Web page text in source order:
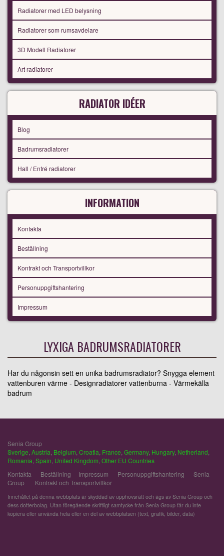
Radiatorer med LED belysning
Radiatorer som rumsavdelare
3D Modell Radiatorer
Art radiatorer
RADIATOR IDÉER
Blog
Badrumsradiatorer
Hall / Entré radiatorer
INFORMATION
Kontakta
Beställning
Kontrakt och Transportvillkor
Personuppgiftshantering
Impressum
LYXIGA BADRUMSRADIATORER
Har du någonsin sett en unika badrumsradiator? Snygga element
vattenburen värme - Designradiatorer vattenburna - Värmekälla
badrum
Senia Group
Sverige Austria Belgium Croatia France Germany, Hungary, Netherland
Romania Spain United Kingdom Other EU Countries
Kontakta
Beställning Impressum Personuppgiftshantering
Senia
Group
Kontrakt och Transportvillkor
Innehållet på denna webbplats är skyddad av upphovsrätt och ägs av Senia Group och
dess dotterbolag. Utan föregående skriftligt samtycke från Senia Group får du inte
kopiera eller använda hela eller en del av webbplatsen (text, grafik, bilder, data)